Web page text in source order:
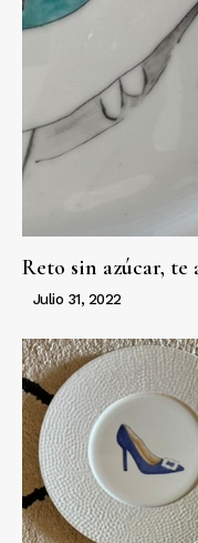
Reto sin azúcar, te
Julio 31, 2022